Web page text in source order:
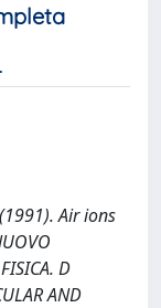
(1991). Air ions
D
AND